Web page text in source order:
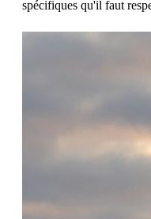
spécifiques qu'il faut